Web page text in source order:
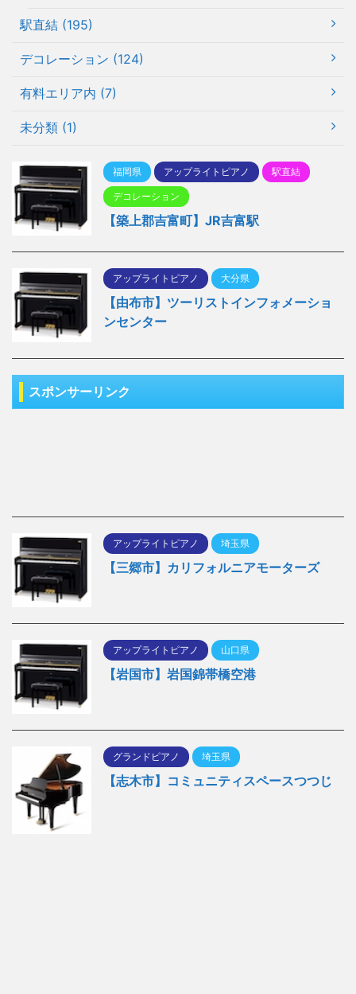
駅直結 (195)
デコレーション (124)
有料エリア内 (7)
未分類 (1)
福岡県 アップライトピアノ 駅直結
デコレーション
【築上郡吉富町】JR吉富駅
アップライトピアノ 大分県
【由布市】ツーリストインフォメーショ
ンセンター
スポンサーリンク
アップライトピアノ 埼玉県
【三郷市】カリフォルニアモーターズ
アップライトピアノ 山口県
【岩国市】岩国錦帯橋空港
グランドピアノ 埼玉県
【志木市】コミュニティスペースつつじ